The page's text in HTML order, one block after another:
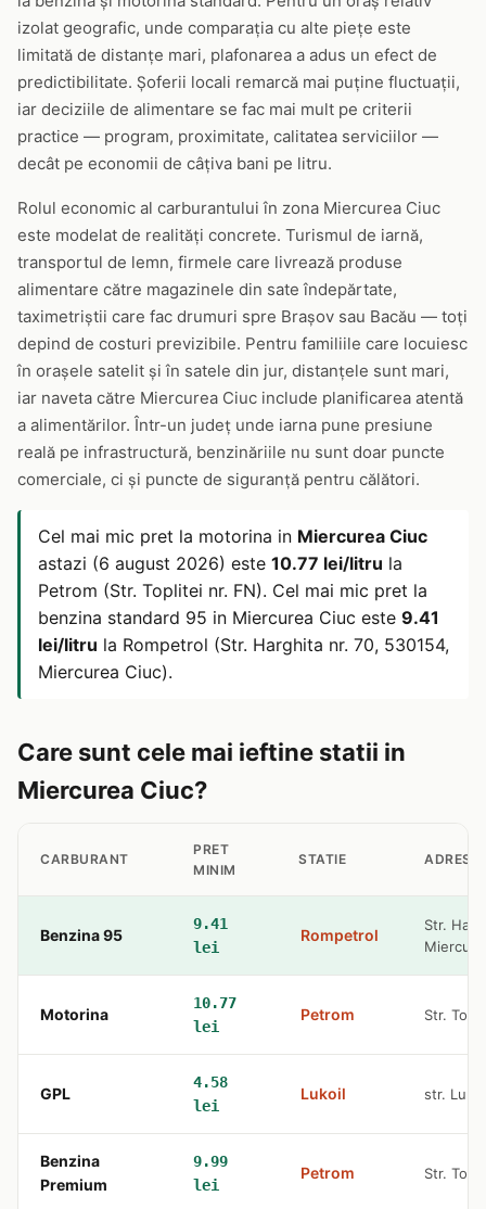
izolat geografic, unde comparația cu alte piețe este
limitată de distanțe mari, plafonarea a adus un efect de
predictibilitate. Șoferii locali remarcă mai puține fluctuații,
iar deciziile de alimentare se fac mai mult pe criterii
practice — program, proximitate, calitatea serviciilor —
decât pe economii de câțiva bani pe litru.
Rolul economic al carburantului în zona Miercurea Ciuc
este modelat de realități concrete. Turismul de iarnă,
transportul de lemn, firmele care livrează produse
alimentare către magazinele din sate îndepărtate,
taximetriștii care fac drumuri spre Brașov sau Bacău — toți
depind de costuri previzibile. Pentru familiile care locuiesc
în orașele satelit și în satele din jur, distanțele sunt mari,
iar naveta către Miercurea Ciuc include planificarea atentă
a alimentărilor. Într-un județ unde iarna pune presiune
reală pe infrastructură, benzinăriile nu sunt doar puncte
comerciale, ci și puncte de siguranță pentru călători.
Cel mai mic pret la motorina in Miercurea Ciuc
astazi (6 august 2026) este 10.77 lei/litru la
Petrom (Str. Toplitei nr. FN). Cel mai mic pret la
benzina standard 95 in Miercurea Ciuc este 9.41
lei/litru la Rompetrol (Str. Harghita nr. 70, 530154,
Miercurea Ciuc).
Care sunt cele mai ieftine statii in
Miercurea Ciuc?
CARBURANT
PRET
MINIM
STATIE ADRESA
Benzina 95
9.41
lei
Rompetrol
Str.
Motorina
10.77
lei
Petrom Str.
GPL
4.58
lei
Lukoil str.
Benzina
Premium
9.99
lei
Petrom Str.